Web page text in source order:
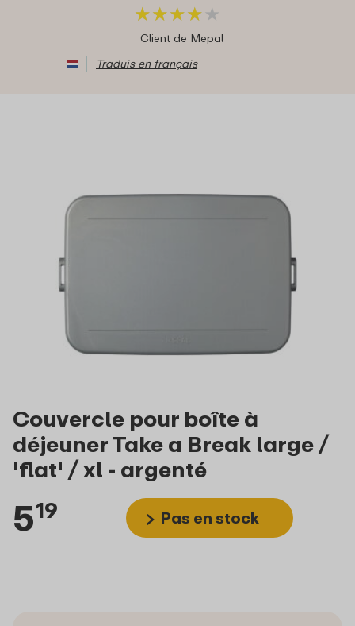
★★★★ ★
★★★★ ★
Client de Mepal
Traduis en français
Couvercle pour boîte à
déjeuner Take a Break large /
'flat' / xl - argenté
519 Pas en stock